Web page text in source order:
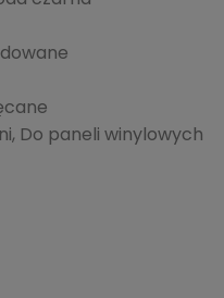
Do paneli winylowych